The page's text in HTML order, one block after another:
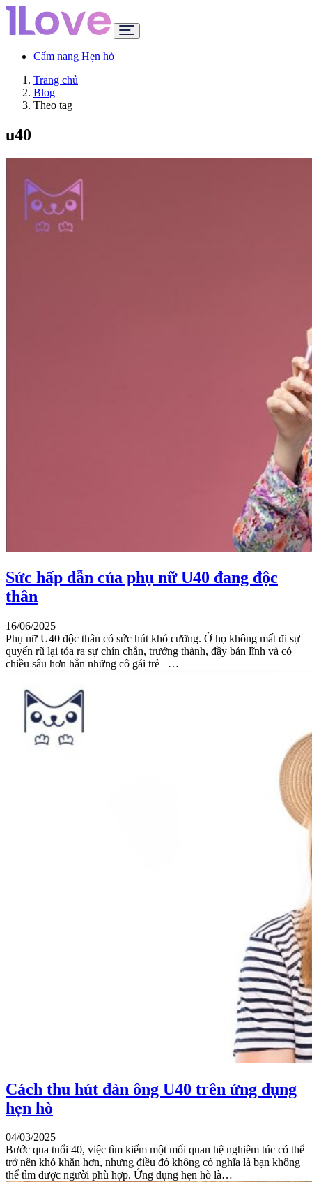
Cẩm nang Hẹn hò
Trang chủ
Blog
Theo tag
u40
Sức hấp dẫn của phụ nữ U40 đang độc
thân
16/06/2025
Phụ nữ U40 độc thân có sức hút khó cưỡng. Ở họ không mất đi sự
quyến rũ lại tỏa ra sự chín chắn, trưởng thành, đầy bản lĩnh và có
chiều sâu hơn hẳn những cô gái trẻ –…
Cách thu hút đàn ông U40 trên ứng dụng
hẹn hò
04/03/2025
Bước qua tuổi 40, việc tìm kiếm một mối quan hệ nghiêm túc có thể
trở nên khó khăn hơn, nhưng điều đó không có nghĩa là bạn không
thể tìm được người phù hợp. Ứng dụng hẹn hò là…